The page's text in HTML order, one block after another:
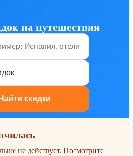
на путешествия
не действует. Посмотрите